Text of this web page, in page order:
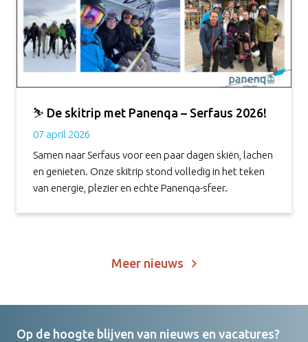
⛷️ De skitrip met Panenqa – Serfaus 2026!
07 april 2026
Samen naar Serfaus voor een paar dagen skiën, lachen
en genieten. Onze skitrip stond volledig in het teken
van energie, plezier en echte Panenqa-sfeer.
Meer nieuws
Op de hoogte blijven van nieuws en vacatures?